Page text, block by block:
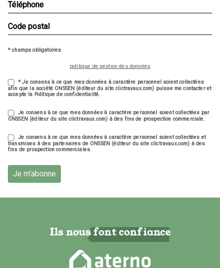
* champs obligatoires
politique de gestion des données
* Je consens à ce que mes données à caractère personnel soient collectées
afin que la société ONSSEN (éditeur du site clictravaux.com) puisse me contacter et
accepte la Politique de confidentialité.
Je consens à ce que mes données à caractère personnel soient collectées par
ONSSEN (éditeur du site clictravaux.com) à des fins de prospection commerciale.
Je consens à ce que mes données à caractère personnel soient collectées et
transmises à des partenaires de ONSSEN (éditeur du site clictravaux.com) à des
fins de prospection commerciales.
Je m'abonne
Ils nous font confiance